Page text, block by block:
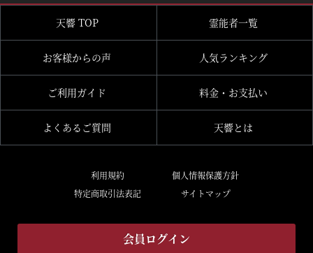
天響 TOP 霊能者一覧
お客様からの声 人気ランキング
ご利用ガイド 料金・お支払い
よくあるご質問 天響とは
利用規約
特定商取引法表記
個人情報保護方針
サイトマップ
会員ログイン